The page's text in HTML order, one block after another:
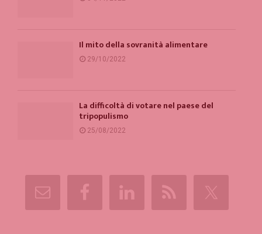
Il mito della sovranità alimentare
29/10/2022
La difficoltà di votare nel paese del
tripopulismo
25/08/2022